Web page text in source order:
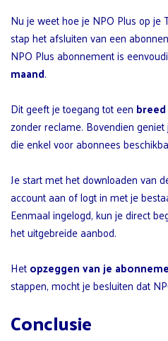
Nu je weet hoe je NPO Plus op je
stap het afsluiten van een
NPO Plus abonnement is
maand.
Dit geeft je toegang tot een
zonder reclame. Bovendien geniet
die enkel voor abonnees
Je start met het downloaden van
account aan of logt in met je
Eenmaal ingelogd, kun je direct
het uitgebreide aanbod.
Hetopzeggen van je
stappen, mocht je besluiten dat
Conclusie